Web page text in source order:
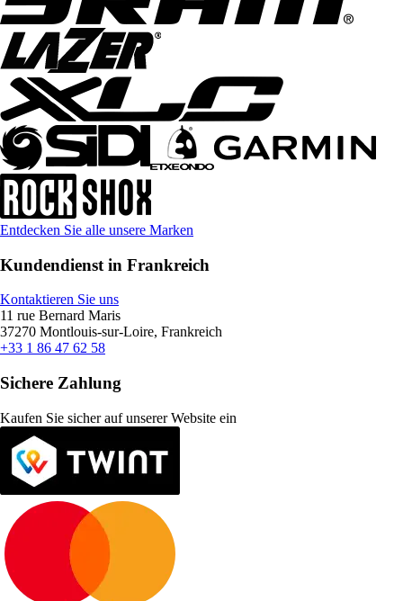
Entdecken Sie alle unsere Marken
Kundendienst in Frankreich
Kontaktieren Sie uns
11 rue Bernard Maris
37270 Montlouis-sur-Loire, Frankreich
+33 1 86 47 62 58
Sichere Zahlung
Kaufen Sie sicher auf unserer Website ein